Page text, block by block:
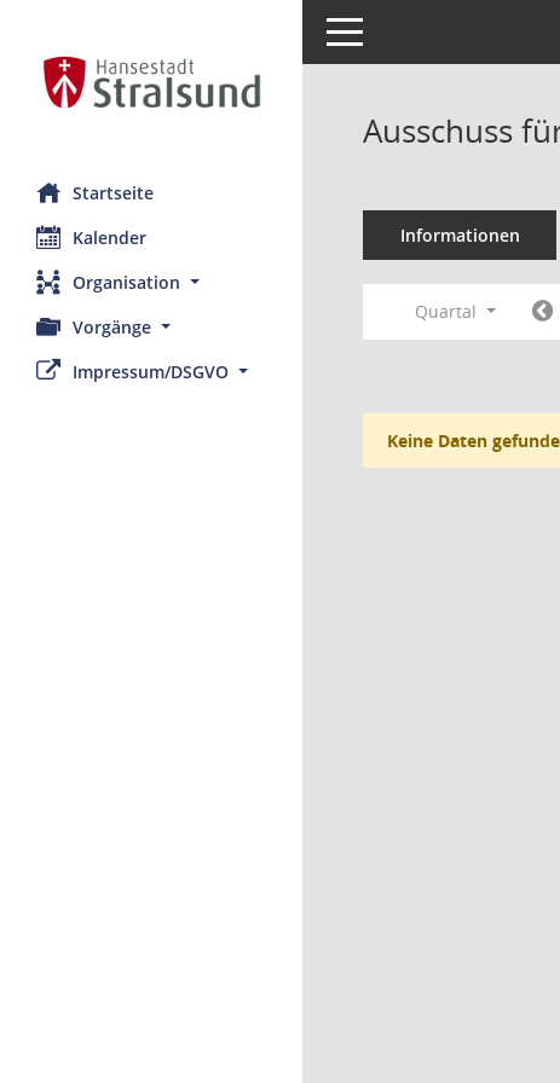
Startseite
Kalender
Organisation
Vorgänge
Impressum/DSGVO
Toggle navigation
Ausschuss
Informationen
Quartal
Keine Daten